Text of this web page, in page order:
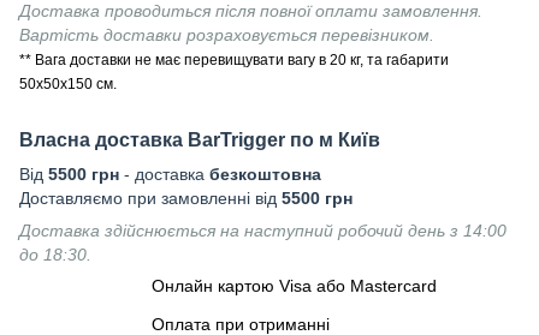
Доставка проводиться після повної оплати замовлення.
Вартість доставки розраховується перевізником.
** Вага доставки не має перевищувати вагу в 20 кг, та габарити
50х50х150 см.
Власна доставка BarTrigger по м Київ
Від 5500 грн - доставка безкоштовна
Доставляємо при замовленні від 5500 грн
Доставка здійснюється на наступний робочий день з 14:00
до 18:30.
Онлайн картою Visa або Mastercard
Оплата при отриманні